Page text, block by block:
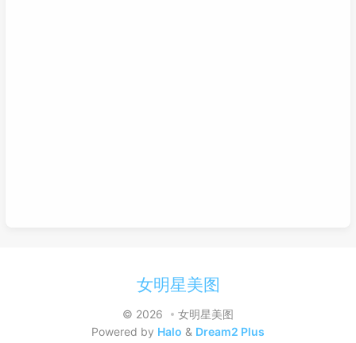
女明星美图
© 2026
女明星美图
Powered by Halo & Dream2 Plus